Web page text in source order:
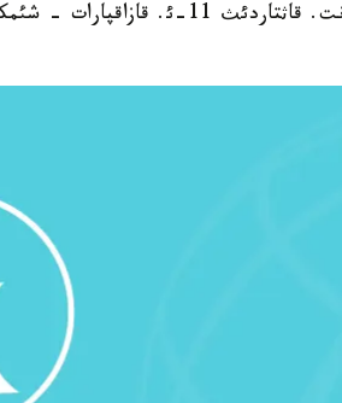
شئمكةنت. قاثتاردئث 11-ئ.